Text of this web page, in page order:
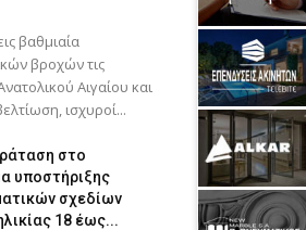
βαθμιαία
βροχών τις
Αιγαίου και
ισχυροί...
στο
υποστήριξης
σχεδίων
18 έως...